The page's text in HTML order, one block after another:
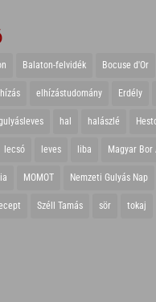
Balaton-felvidék Bocuse d'Or
elhízástudomány Erdély
hal halászlé
lecsó leves liba Magyar Bor
MOMOT Nemzeti Gulyás Nap
Széll Tamás sör tokaj